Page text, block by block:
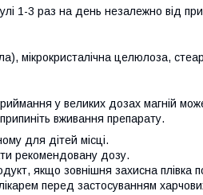
1-3 раз на день незалежно від
мікрокристалічна целюлоза,
у великих дозах магній
вживання препарату.
для дітей місці.
рекомендовану дозу.
якщо зовнішня захисна плівка
перед застосуванням